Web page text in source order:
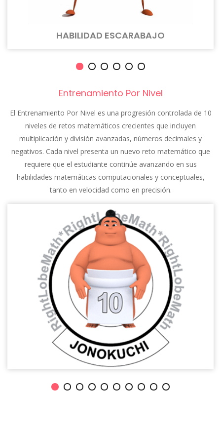
HABILIDAD ESCARABAJO
Entrenamiento Por Nivel
El Entrenamiento Por Nivel es una progresión controlada de 10
niveles de retos matemáticos crecientes que incluyen
multiplicación y división avanzadas, números decimales y
negativos. Cada nivel presenta un nuevo reto matemático que
requiere que el estudiante continúe avanzando en sus
habilidades matemáticas computacionales y conceptuales,
tanto en velocidad como en precisión.